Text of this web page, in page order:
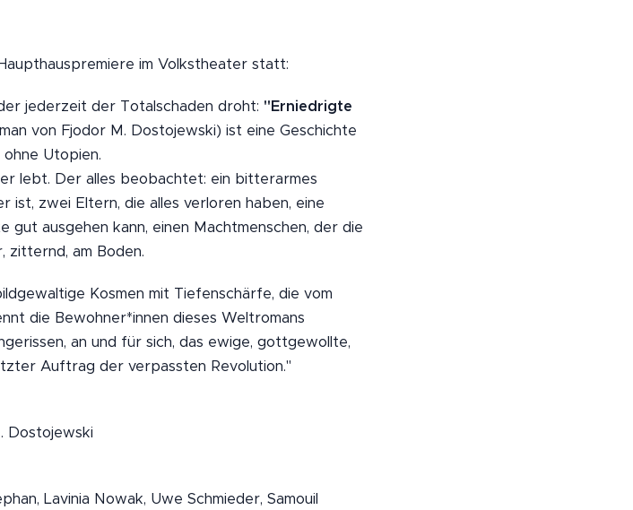
im Volkstheater statt:
jederzeit der Totalschaden droht: "Erniedrigte
von Fjodor M. Dostojewski) ist eine Geschichte
Utopien.
lebt. Der alles beobachtet: ein bitterarmes
ist, zwei Eltern, die alles verloren haben, eine
ausgehen kann, einen Machtmenschen, der die
zitternd, am Boden.
Kosmen mit Tiefenschärfe, die vom
die Bewohner*innen dieses Weltromans
an und für sich, das ewige, gottgewollte,
Auftrag der verpassten Revolution."
Dostojewski
Lavinia Nowak, Uwe Schmieder, Samouil